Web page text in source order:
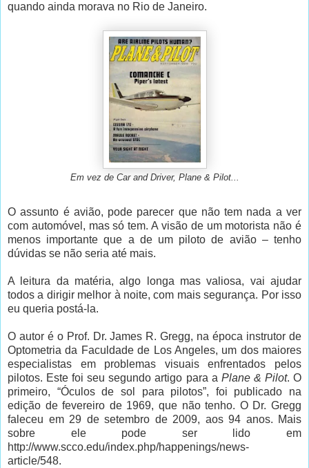
quando ainda morava no Rio de Janeiro.
Em vez de Car and Driver, Plane & Pilot...
O assunto é avião, pode parecer que não tem nada a ver
com automóvel, mas só tem. A visão de um motorista não é
menos importante que a de um piloto de avião – tenho
dúvidas se não seria até mais.
A leitura da matéria, algo longa mas valiosa, vai ajudar
todos a dirigir melhor à noite, com mais segurança. Por isso
eu queria postá-la.
O autor é o Prof. Dr. James R. Gregg, na época instrutor de
Optometria da Faculdade de Los Angeles, um dos maiores
especialistas em problemas visuais enfrentados pelos
pilotos. Este foi seu segundo artigo para a Plane & Pilot. O
primeiro, “Óculos de sol para pilotos”, foi publicado na
edição de fevereiro de 1969, que não tenho. O Dr. Gregg
faleceu em 29 de setembro de 2009, aos 94 anos. Mais
sobre ele pode ser lido em
http://www.scco.edu/index.php/happenings/news-
article/548.